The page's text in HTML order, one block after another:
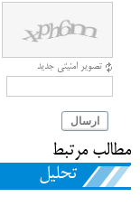
تصویر امنیتی جدید
ارسال
مطالب مرتبط
تحلیل